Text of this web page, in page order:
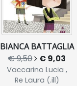
BIANCA BATTAGLIA
€ 9,50 € 9,03
Vaccarino Lucia ,
Re Laura (.ill)